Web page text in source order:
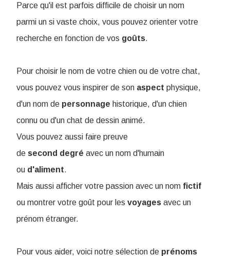
Parce qu'il est parfois difficile de choisir un nom
parmi un si vaste choix, vous pouvez orienter votre
recherche en fonction de vos goûts.
Pour choisir le nom de votre chien ou de votre chat,
vous pouvez vous inspirer de son aspect physique,
d'un nom de personnage historique, d'un chien
connu ou d'un chat de dessin animé.
Vous pouvez aussi faire preuve
de second degré avec un nom d'humain
ou d'aliment.
Mais aussi afficher votre passion avec un nom fictif
ou montrer votre goût pour les voyages avec un
prénom étranger.
Pour vous aider, voici notre sélection de prénoms